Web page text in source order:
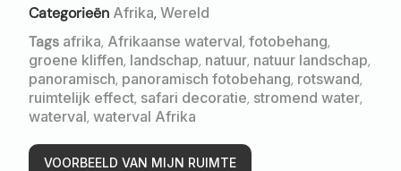
Categorieën Afrika, Wereld
Tags afrika, Afrikaanse waterval, fotobehang,
groene kliffen, landschap, natuur, natuur landschap,
panoramisch, panoramisch fotobehang, rotswand,
ruimtelijk effect, safari decoratie, stromend water,
waterval, waterval Afrika
VOORBEELD VAN MIJN RUIMTE